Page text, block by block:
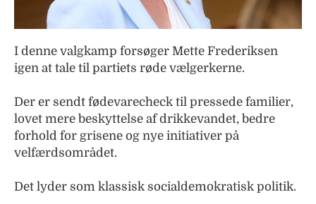
I denne valgkamp forsøger Mette Frederiksen
igen at tale til partiets røde vælgerkerne.
Der er sendt fødevarecheck til pressede familier,
lovet mere beskyttelse af drikkevandet, bedre
forhold for grisene og nye initiativer på
velfærdsområdet.
Det lyder som klassisk socialdemokratisk politik.